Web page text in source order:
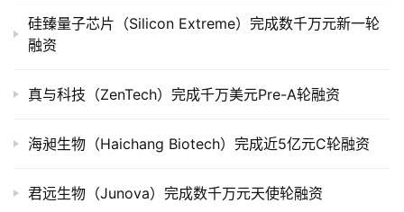
市
投
据
创
硅臻量子芯片（Silicon Extreme）完成数千万元新一轮
融资
真与科技（ZenTech）完成千万美元Pre-A轮融资
海昶生物（Haichang Biotech）完成近5亿元C轮融资
君远生物（Junova）完成数千万元天使轮融资